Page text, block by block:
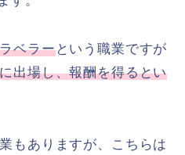
ベラーという職業ですが
出場し、報酬を得るとい
もありますが、こちらは